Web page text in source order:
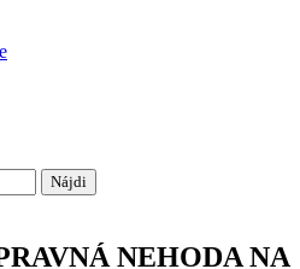
NEHODA NA